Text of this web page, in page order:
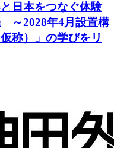
日本をつなぐ体験
～2028年4月設置構
称）」の学びをリ